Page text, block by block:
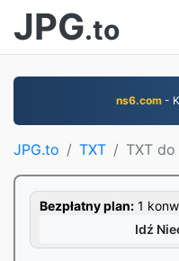
JPG.to
ns6.com -
JPG.to TXT TXT do
Bezpłatny plan: 1
Idź